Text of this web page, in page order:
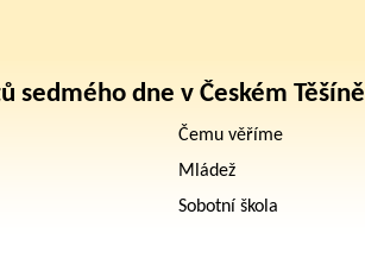
sedmého dne v Českém Těšíně
Čemu věříme
Mládež
Sobotní škola